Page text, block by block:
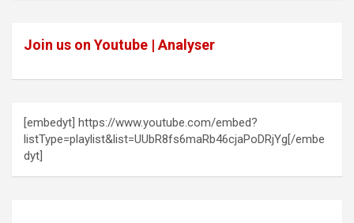
Join us on Youtube | Analyser
[embedyt] https://www.youtube.com/embed?
listType=playlist&list=UUbR8fs6maRb46cjaPoDRjYg[/embe
dyt]